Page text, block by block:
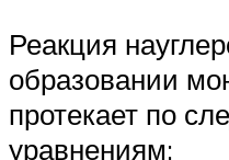
Реакция
образовании
протекает по
уравнениям: